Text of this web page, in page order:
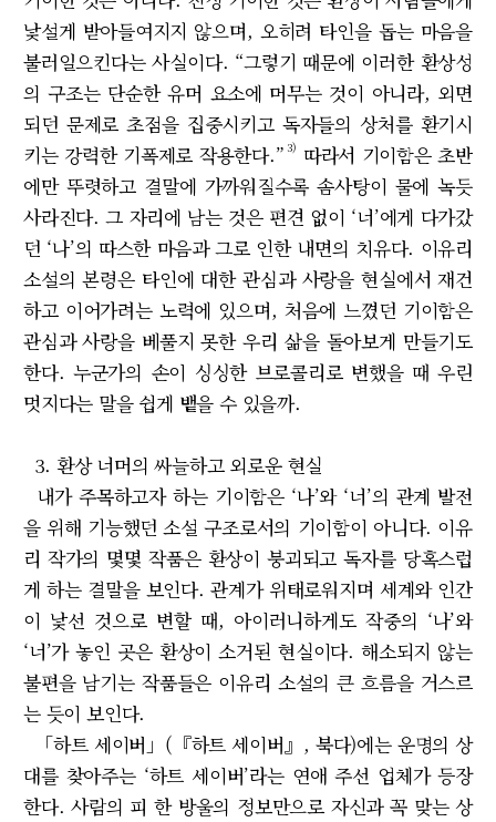
낯설게 받아들여지지 않으며, 오히려 타인을 돕는 마음을
불러일으킨다는 사실이다. “그렇기 때문에 이러한 환상성
의 구조는 단순한 유머 요소에 머무는 것이 아니라, 외면
되던 문제로 초점을 집중시키고 독자들의 상처를 환기시
키는 강력한 기폭제로 작용한다.” 3) 따라서 기이함은 초반
에만 뚜렷하고 결말에 가까워질수록 솜사탕이 물에 녹듯
사라진다. 그 자리에 남는 것은 편견 없이 ‘너’에게 다가갔
던 ‘나’의 따스한 마음과 그로 인한 내면의 치유다. 이유리
소설의 본령은 타인에 대한 관심과 사랑을 현실에서 재건
하고 이어가려는 노력에 있으며, 처음에 느꼈던 기이함은
관심과 사랑을 베풀지 못한 우리 삶을 돌아보게 만들기도
한다. 누군가의 손이 싱싱한 브로콜리로 변했을 때 우린
멋지다는 말을 쉽게 뱉을 수 있을까.
3. 환상 너머의 싸늘하고 외로운 현실
내가 주목하고자 하는 기이함은 ‘나’와 ‘너’의 관계 발전
을 위해 기능했던 소설 구조로서의 기이함이 아니다. 이유
리 작가의 몇몇 작품은 환상이 붕괴되고 독자를 당혹스럽
게 하는 결말을 보인다. 관계가 위태로워지며 세계와 인간
이 낯선 것으로 변할 때, 아이러니하게도 작중의 ‘나’와
‘너’가 놓인 곳은 환상이 소거된 현실이다. 해소되지 않는
불편을 남기는 작품들은 이유리 소설의 큰 흐름을 거스르
는 듯이 보인다.
「하트 세이버」(『하트 세이버』, 북다)에는 운명의 상
대를 찾아주는 ‘하트 세이버’라는 연애 주선 업체가 등장
한다. 사람의 피 한 방울의 정보만으로 자신과 꼭 맞는 상